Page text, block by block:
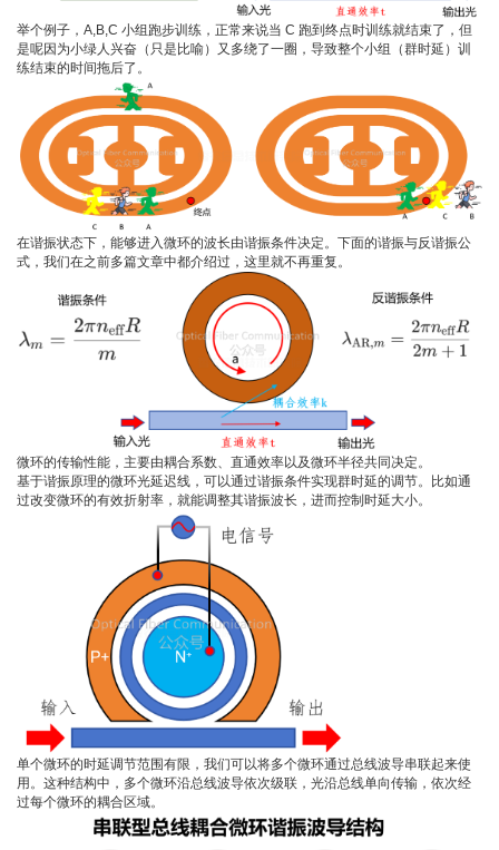
举个例子，A,B,C 小组跑步训练，正常来说当 C 跑到终点时训练就结束了，但
是呢因为小绿人兴奋（只是比喻）又多绕了一圈，导致整个小组（群时延）训
练结束的时间拖后了。
在谐振状态下，能够进入微环的波长由谐振条件决定。下面的谐振与反谐振公
式，我们在之前多篇文章中都介绍过，这里就不再重复。
微环的传输性能，主要由耦合系数、直通效率以及微环半径共同决定。
基于谐振原理的微环光延迟线，可以通过谐振条件实现群时延的调节。比如通
过改变微环的有效折射率，就能调整其谐振波长，进而控制时延大小。
单个微环的时延调节范围有限，我们可以将多个微环通过总线波导串联起来使
用。这种结构中，多个微环沿总线波导依次级联，光沿总线单向传输，依次经
过每个微环的耦合区域。